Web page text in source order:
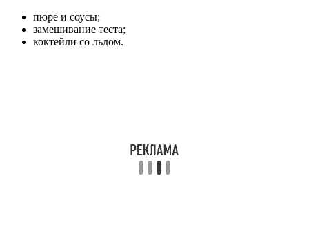
пюре и соусы;
замешивание теста;
коктейли со льдом.